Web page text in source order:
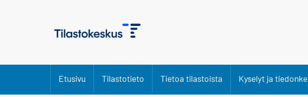
Etusivu Tilastotieto Tietoa tilastoista Kyselyt ja